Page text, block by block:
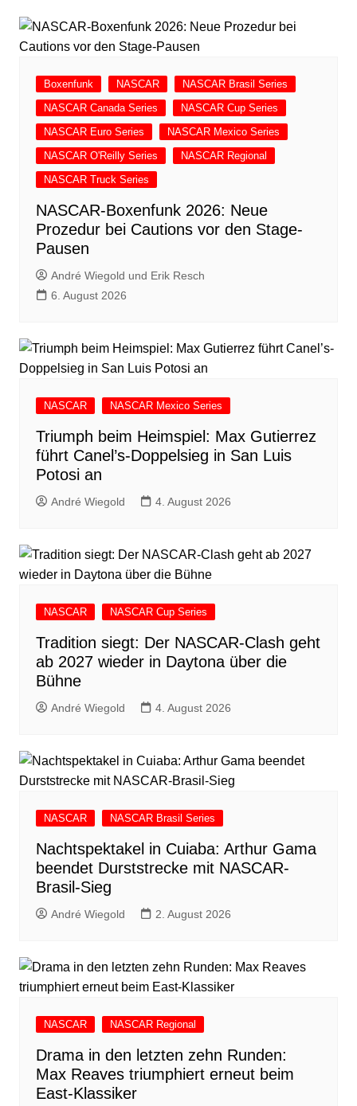
Boxenfunk NASCAR
NASCAR Brasil Series
NASCAR Canada Series
NASCAR Cup Series
NASCAR Euro Series
NASCAR Mexico Series
NASCAR O'Reilly Series
NASCAR Regional
NASCAR Truck Series
NASCAR-Boxenfunk 2026: Neue
Prozedur bei Cautions vor den Stage-
Pausen
André Wiegold und Erik Resch
6. August 2026
NASCAR NASCAR Mexico Series
Triumph beim Heimspiel: Max Gutierrez
führt Canel’s-Doppelsieg in San Luis
Potosi an
André Wiegold 4. August 2026
NASCAR NASCAR Cup Series
Tradition siegt: Der NASCAR-Clash geht
ab 2027 wieder in Daytona über die
Bühne
André Wiegold 4. August 2026
NASCAR NASCAR Brasil Series
Nachtspektakel in Cuiaba: Arthur Gama
beendet Durststrecke mit NASCAR-
Brasil-Sieg
André Wiegold 2. August 2026
NASCAR NASCAR Regional
Drama in den letzten zehn Runden:
Max Reaves triumphiert erneut beim
East-Klassiker